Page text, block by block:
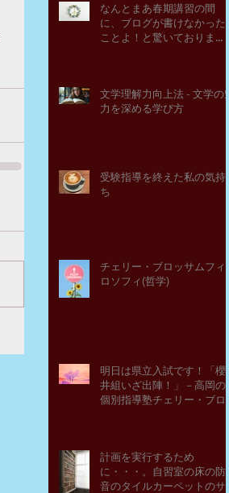
なんとまあ春期講習の間
に、ブログが書けなかった
ことよ！と驚いておりま
文学理解力向上法 - 文学の魅
力を深める学び方
受験指導を終えた私の気持
ち
チェリー・ブロッサムフィ
ロソフィ(哲学)
明日は県立入試です！「櫻
井組いざ出陣！」－高岡の
個別指導塾チェリー・ブロ
計画を実行するため
に・・・。自習室の床の防
音のタイルカーペットのサ